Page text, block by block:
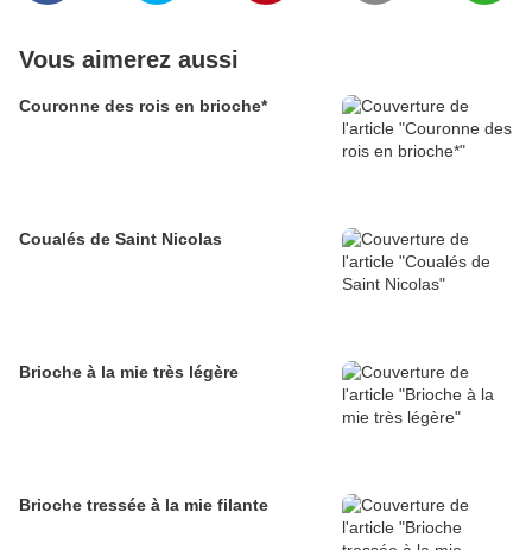
Vous aimerez aussi
Couronne des rois en brioche*
Coualés de Saint Nicolas
Brioche à la mie très légère
Brioche tressée à la mie filante